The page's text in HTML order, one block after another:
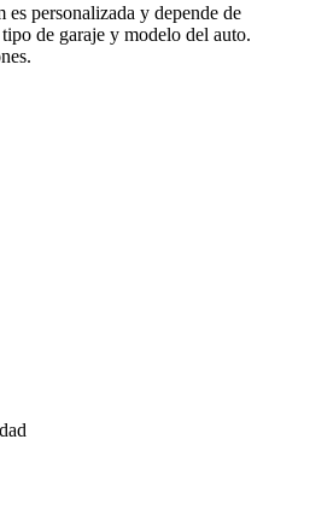
personalizada y depende de
de garaje y modelo del auto.